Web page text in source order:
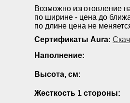
Возможно изготовление
по ширине - цена до
по длине цена не
Сертификаты Aura:
Наполнение:
Высота, см:
Жесткость 1 стороны: